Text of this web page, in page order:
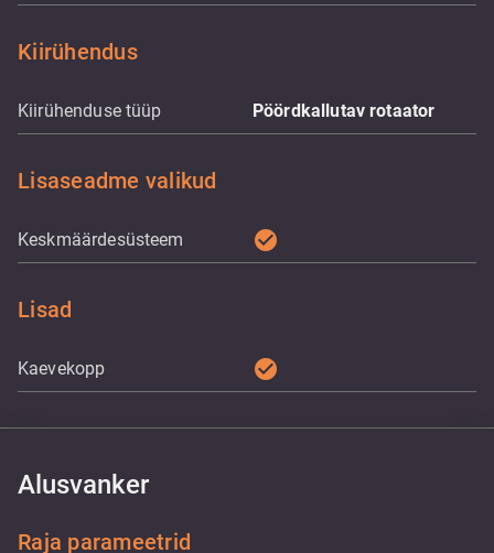
Kiirühendus
Kiirühenduse tüüp Pöördkallutav rotaator
Lisaseadme valikud
Keskmäärdesüsteem check_circle
Lisad
Kaevekopp check_circle
Alusvanker
Raja parameetrid